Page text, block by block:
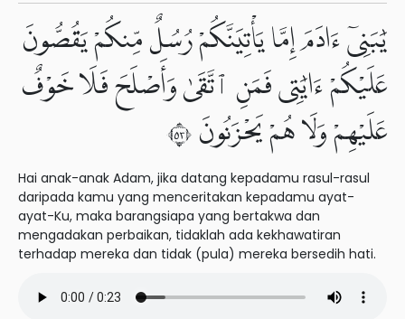
يَٰبَنِىٓ ءَادَمَ إِمَّا يَأْتِيَنَّكُمْ رُسُلٌ مِّنكُمْ يَقُصُّونَ
عَلَيْكُمْ ءَايَٰتِى فَمَنِ ٱتَّقَىٰ وَأَصْلَحَ فَلَا خَوْفٌ
عَلَيْهِمْ وَلَا هُمْ يَحْزَنُونَ ٣٥
Hai anak-anak Adam, jika datang kepadamu rasul-rasul
daripada kamu yang menceritakan kepadamu ayat-
ayat-Ku, maka barangsiapa yang bertakwa dan
mengadakan perbaikan, tidaklah ada kekhawatiran
terhadap mereka dan tidak (pula) mereka bersedih hati.